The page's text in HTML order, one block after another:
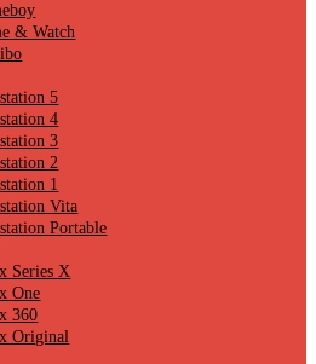
& Watch
5
4
3
2
1
Vita
Portable
Series X
One
360
Original